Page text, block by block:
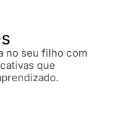
no seu filho com
que